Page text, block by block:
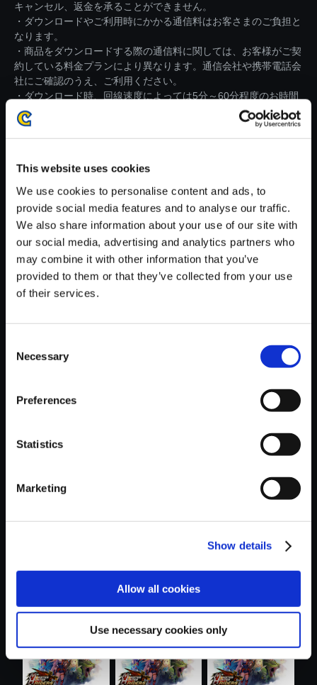
This website uses cookies
We use cookies to personalise content and ads, to
provide social media features and to analyse our traffic.
We also share information about your use of our site with
our social media, advertising and analytics partners who
may combine it with other information that you’ve
provided to them or that they’ve collected from your use
of their services.
Selection
Necessary
Preferences
Statistics
Marketing
Show details
Allow all cookies
Use necessary cookies only
キャンセル、返金を承ることができません。
・ダウンロードやご利用時にかかる通信料はお客さまのご負担と
なります。
・商品をダウンロードする際の通信料に関しては、お客様がご契
約している料金プランにより異なります。通信会社や携帯電話会
社にご確認のうえ、ご利用ください。
・ダウンロード時、回線速度によっては5分～60分程度のお時間
がかかる場合がございます。
※ご購入いただいたファイルのダウンロードの際には、通信環境
が安定しているWifi環境でお試しください。
【単曲】モンスターハンターラ
イダーズ オリジナルサウンドト
ラック 暗影 ～Collaboration～
おすすめ商品